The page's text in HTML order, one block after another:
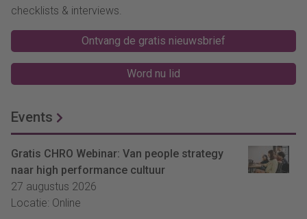
checklists & interviews.
Ontvang de gratis nieuwsbrief
Word nu lid
Events
Gratis CHRO Webinar: Van people strategy
naar high performance cultuur
27 augustus 2026
Locatie: Online